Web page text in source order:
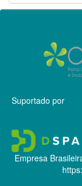
Suportado por
Empresa